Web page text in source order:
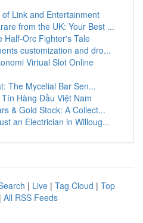
Link and Entertainment
from the UK: Your Best ...
Half-Orc Fighter's Tale
customization and dro...
Virtual Slot Online
The Mycelial Bar Sen...
Hàng Đầu Việt Nam
& Gold Stock: A Collect...
an Electrician in Willoug...
| Live | Tag Cloud | Top
| All RSS Feeds